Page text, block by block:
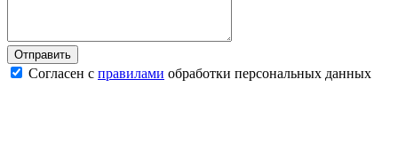
Согласен с правилами обработки персональных данных